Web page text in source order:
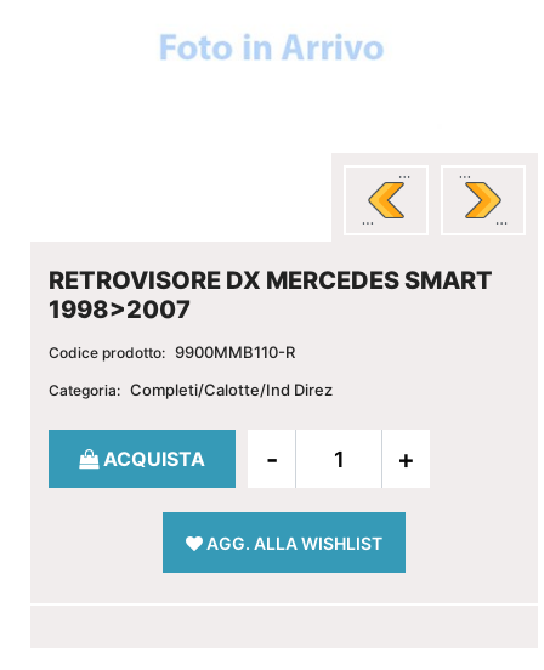
RETROVISORE DX MERCEDES SMART
1998>2007
Codice prodotto: 9900MMB110-R
Categoria: Completi/Calotte/Ind Direz
Quantità
ACQUISTA
AGG. ALLA WISHLIST